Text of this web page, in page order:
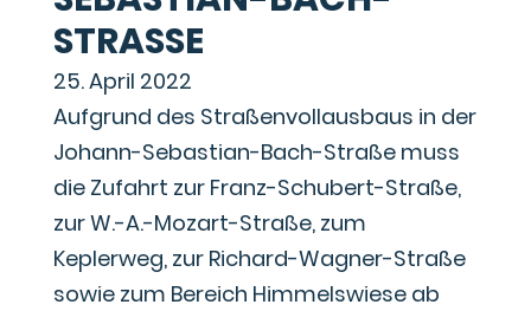
TRASSE
25. April 2022
Aufgrund des Straßenvollausbaus in der
Johann-Sebastian-Bach-Straße muss
die Zufahrt zur Franz-Schubert-Straße,
zur W.-A.-Mozart-Straße, zum
Keplerweg, zur Richard-Wagner-Straße
sowie zum Bereich Himmelswiese ab